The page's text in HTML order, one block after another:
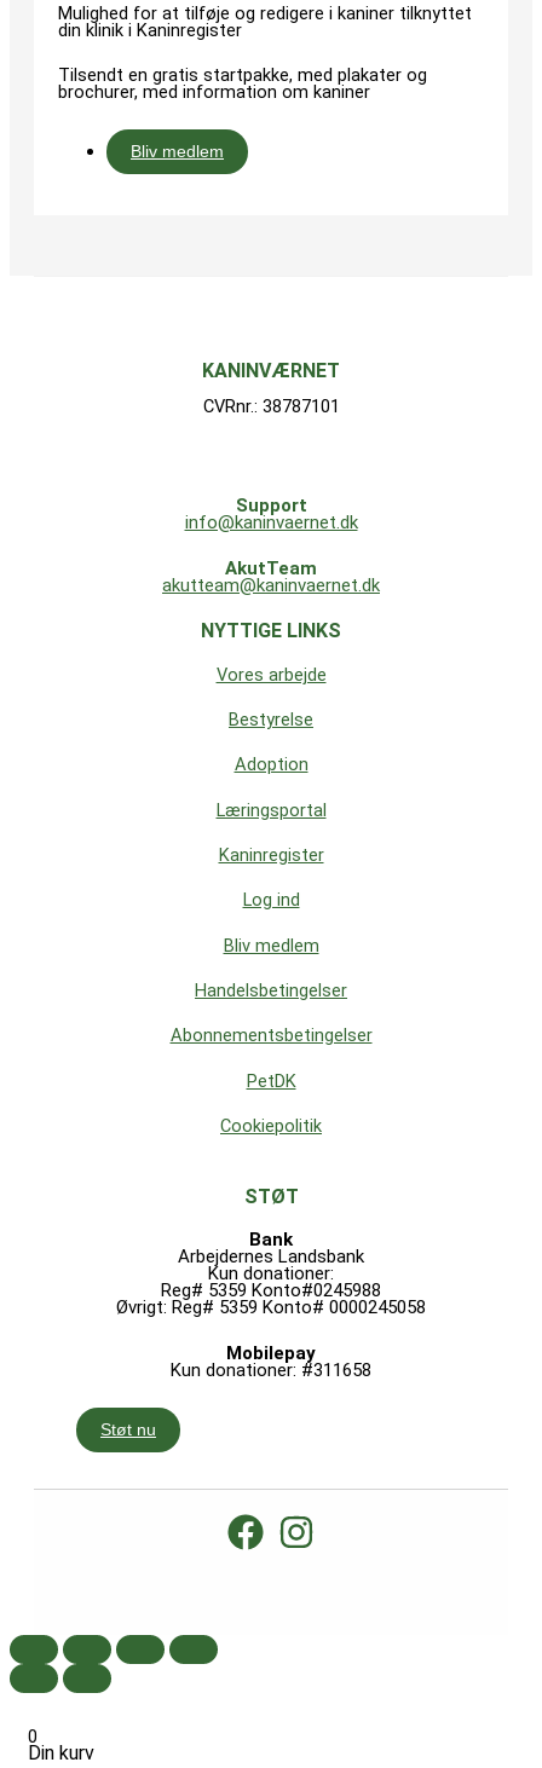
Mulighed for at tilføje og redigere i kaniner tilknyttet
din klinik i Kaninregister
Tilsendt en gratis startpakke, med plakater og
brochurer, med information om kaniner
Bliv medlem
KANINVÆRNET
CVRnr.: 38787101
Support
info@kaninvaernet.dk
AkutTeam
akutteam@kaninvaernet.dk
NYTTIGE LINKS
Vores arbejde
Bestyrelse
Adoption
Læringsportal
Kaninregister
Log ind
Bliv medlem
Handelsbetingelser
Abonnementsbetingelser
PetDK
Cookiepolitik
STØT
Bank
Arbejdernes Landsbank
Kun donationer:
Reg# 5359 Konto#0245988
Øvrigt: Reg# 5359 Konto# 0000245058
Mobilepay
Kun donationer: #311658
Støt nu
0
Din kurv